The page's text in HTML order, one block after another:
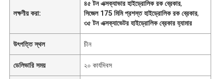
লক্ষণীয় করা:
৪৫ টন এক্সক্যাভার হাইড্রোলিক রক ব্রেকার,
সিজেল 175 মিমি প্রশস্ত হাইড্রোলিক রক ব্রেকার,
৩৫ টন এক্সক্যাভেটর হাইড্রোলিক ব্রেকার হ্যামার
উৎপত্তি স্থল চীন
ডেলিভারি সময় ২০ কার্যদিবস